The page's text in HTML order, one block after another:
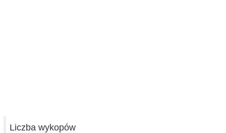
Liczba wykopów